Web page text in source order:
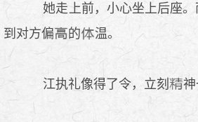
她走上前，小心坐上后座。
到对方偏
的 温。
江执礼像得了令，立刻 神